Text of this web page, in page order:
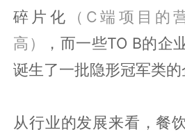
碎片化
（C端项目的
高）
，而一些TO B的企
诞生了一批隐形冠军类的
从行业的发展来看，餐